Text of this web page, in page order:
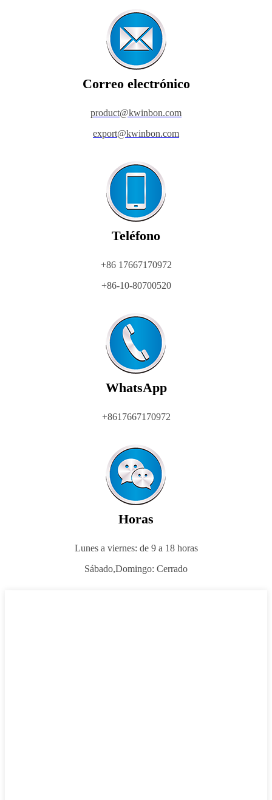
Correo electrónico
product@kwinbon.com
export@kwinbon.com
Teléfono
+86 17667170972
+86-10-80700520
WhatsApp
+8617667170972
Horas
Lunes a viernes: de 9 a 18 horas
Sábado,Domingo: Cerrado